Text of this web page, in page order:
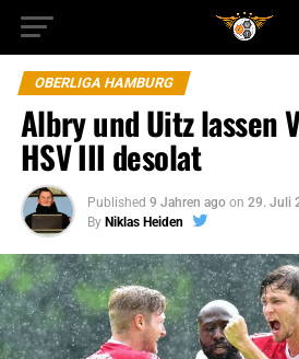
OBERLIGA HAMBURG
Albry und Uitz lassen
HSV III desolat
Published 9 Jahren ago on 29. Juli
By Niklas Heiden